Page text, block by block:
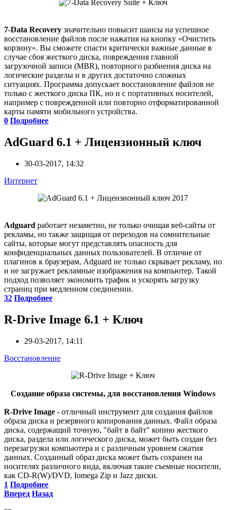
7-Data Recovery значительно повысит шансы на успешное
восстановление файлов после нажатия на кнопку «Очистить
корзину». Вы сможете спасти критически важные данные в
случае сбоя жесткого диска, повреждения главной
загрузочной записи (MBR), повторного разбиения диска на
логические разделы и в других достаточно сложных
ситуациях. Программа допускает восстановление файлов не
только с жесткого диска ПК, но и с портативных носителей,
например с поврежденной или повторно отформатированной
карты памяти мобильного устройства.
0 Подробнее
AdGuard 6.1 + Лицензионный ключ
30-03-2017, 14:32
Интернет
Adguard работает незаметно, не только очищая веб-сайты от
рекламы, но также защищая от переходов на сомнительные
сайты, которые могут представлять опасность для
конфиденциальных данных пользователей. В отличие от
плагинов к браузерам, Adguard не только скрывает рекламу, но
и не загружает рекламные изображения на компьютер. Такой
подход позволяет экономить трафик и ускорять загрузку
страниц при медленном соединении.
32 Подробнее
R-Drive Image 6.1 + Ключ
29-03-2017, 14:11
Восстановление
Создание образа системы, для восстановления Windows
R-Drive Image - отличный инструмент для создания файлов
образа диска и резервного копирования данных. Файл образа
диска, содержащий точную, "байт в байт" копию жесткого
диска, раздела или логического диска, может быть создан без
перезагрузки компьютера и с различным уровнем сжатия
данных. Созданный образ диска может быть сохранен на
носителях различного вида, включая такие съемные носители,
как CD-R(W)/DVD, Iomega Zip и Jazz диски.
1 Подробнее
Вперед Назад